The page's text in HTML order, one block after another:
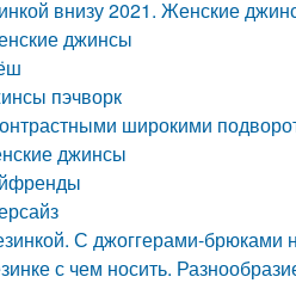
внизу 2021. Женские
джинсы
пэчворк
широкими
джинсы
С джоггерами-брюками
с чем носить.